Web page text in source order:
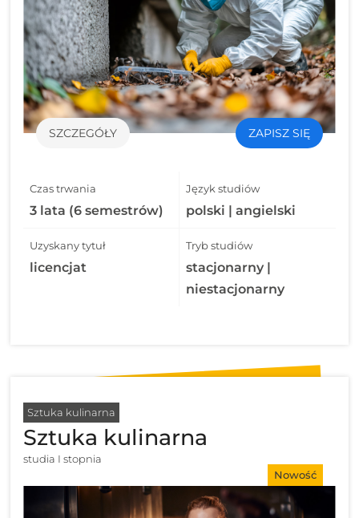
SZCZEGÓŁY ZAPISZ SIĘ
Czas trwania
3 lata (6 semestrów)
Język studiów
polski | angielski
Uzyskany tytuł
licencjat
Tryb studiów
stacjonarny |
niestacjonarny
Sztuka kulinarna
Sztuka kulinarna
studia I stopnia
Nowość